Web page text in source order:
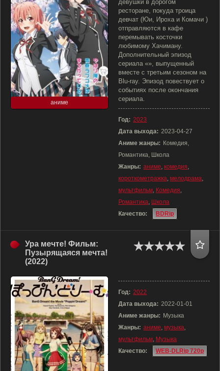
аниме
девушки в дорогом
ресторане, покуда троица
девчат (Юи, Ироха и Комачи )
отправляются в кафе
перемывать косточки
любимому Хачиману.
Дополнительный эпизод
сериала «», выпущенный
вместе с третьим сезоном на
Blu-ray. Эпизод повествует о
событиях после окончания
сериала.
Год: 2023
Дата выхода: 2023-04-27
Аниме жанры: Комедия,
Романтика, Школа
Жанры: аниме, комедия,
короткометражка, мелодрама,
мультфильм, Комедия,
Романтика, Школа
Качество:
BDRip
Ура мечте! Фильм:
Пузырящаяся мечта!
(2022)
Год: 2022
Дата выхода: 2022-01-01
Аниме жанры: Музыка
Жанры: аниме, музыка,
мультфильм, Музыка
Качество:
WEB-DLRip 720p